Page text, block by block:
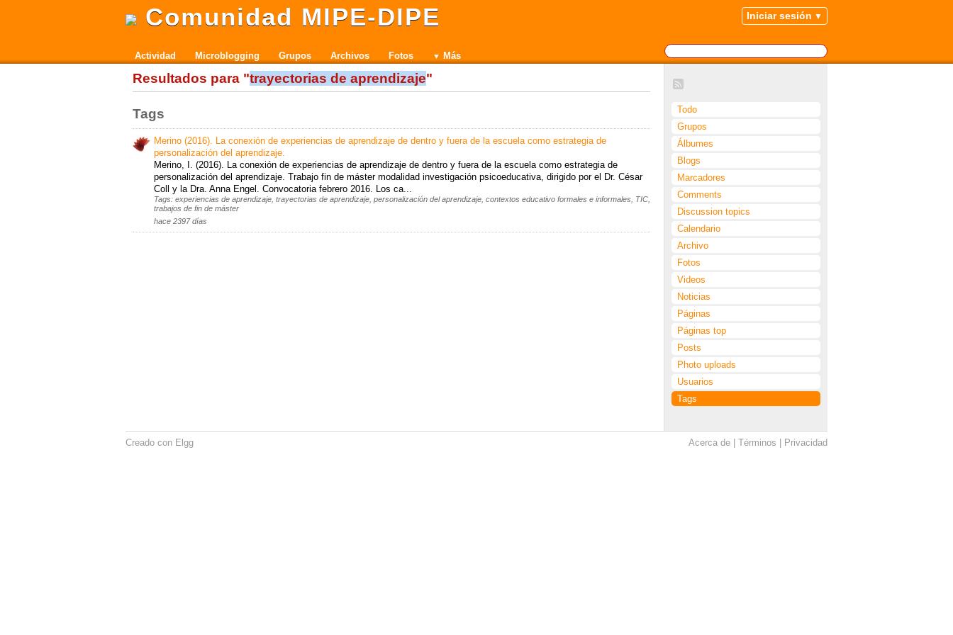
Comunidad MIPE-DIPE Iniciar sesión
Actividad Microblogging Grupos Archivos Fotos Más
Todo
Grupos
Álbumes
Blogs
Marcadores
Comments
Discussion topics
Calendario
Archivo
Fotos
Videos
Noticias
Páginas
Páginas top
Posts
Photo uploads
Usuarios
Tags
Resultados para "trayectorias de aprendizaje"
Tags
Merino (2016). La conexión de experiencias de aprendizaje de dentro y fuera de la escuela como estrategia de
personalización del aprendizaje.
Merino, I. (2016). La conexión de experiencias de aprendizaje de dentro y fuera de la escuela como estrategia de
personalización del aprendizaje. Trabajo fin de máster modalidad investigación psicoeducativa, dirigido por el Dr. César
Coll y la Dra. Anna Engel. Convocatoria febrero 2016. Los ca...
Tags: experiencias de aprendizaje, trayectorias de aprendizaje, personalización del aprendizaje, contextos educativo formales e informales, TIC,
trabajos de fin de máster
hace 2397 días
Acerca de Términos Privacidad
Creado con Elgg